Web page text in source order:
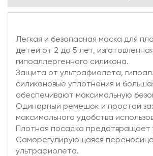
Легкая и безопасная маска для
детей от 2 до 5 лет, изготовленная
гипоаллергенного силикона.
Защита от ультрафиолета,
силиконовые уплотнения и
обеспечивают максимальную
Одинарный ремешок и простой
максимального удобства
Плотная посадка предотвращает
Саморегулирующаяся
ультрафиолета.